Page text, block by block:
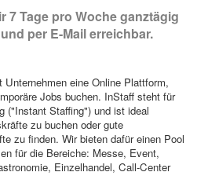
7 Tage pro Woche ganztägig
per E-Mail erreichbar.
eine Online Plattform,
Jobs buchen. InStaff steht für
("Instant Staffing") und ist ideal
zu buchen oder gute
zu finden. Wir bieten dafür einen Pool
für die Bereiche: Messe, Event,
Einzelhandel, Call-Center